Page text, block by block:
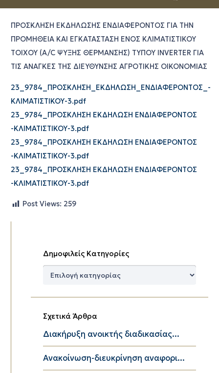
ΠΡΟΣΚΛΗΣΗ ΕΚΔΗΛΩΣΗΣ ΕΝΔΙΑΦΕΡΟΝΤΟΣ ΓΙΑ ΤΗΝ
ΠΡΟΜΗΘΕΙΑ ΚΑΙ ΕΓΚΑΤΑΣΤΑΣΗ ΕΝΟΣ ΚΛΙΜΑΤΙΣΤΙΚΟΥ
ΤΟΙΧΟΥ (A/C ΨΥΞΗΣ ΘΕΡΜΑΝΣΗΣ) ΤΥΠΟΥ INVERTER ΓΙΑ
ΤΙΣ ΑΝΑΓΚΕΣ ΤΗΣ ΔΙΕΥΘΥΝΣΗΣ ΑΓΡΟΤΙΚΗΣ ΟΙΚΟΝΟΜΙΑΣ
23_9784_ΠΡΟΣΚΛΗΣΗ_ΕΚΔΗΛΩΣΗ_ΕΝΔΙΑΦΕΡΟΝΤΟΣ_-
ΚΛΙΜΑΤΙΣΤΙΚΟΥ-3.pdf
23_9784_ΠΡΟΣΚΛΗΣΗ ΕΚΔΗΛΩΣΗ ΕΝΔΙΑΦΕΡΟΝΤΟΣ
-ΚΛΙΜΑΤΙΣΤΙΚΟΥ-3.pdf
23_9784_ΠΡΟΣΚΛΗΣΗ ΕΚΔΗΛΩΣΗ ΕΝΔΙΑΦΕΡΟΝΤΟΣ
-ΚΛΙΜΑΤΙΣΤΙΚΟΥ-3.pdf
23_9784_ΠΡΟΣΚΛΗΣΗ ΕΚΔΗΛΩΣΗ ΕΝΔΙΑΦΕΡΟΝΤΟΣ
-ΚΛΙΜΑΤΙΣΤΙΚΟΥ-3.pdf
Post Views: 259
Δημοφιλείς Κατηγορίες
Δημοφιλείς
Σχετικά Άρθρα
Διακήρυξη ανοικτής διαδικασίας...
Aνακοίνωση-διευκρίνηση αναφορι...